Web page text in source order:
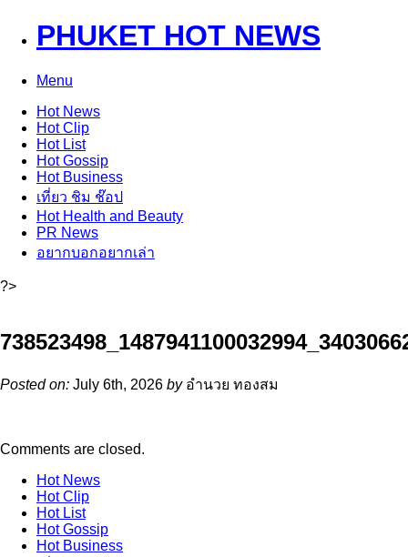
PHUKET HOT NEWS
Menu
HotNews
HotClip
HotList
HotGossip
HotBusiness
เที่ยว ชิม ช๊อป
HotHealth and Beauty
PR News
อยากบอกอยากเล่า
?>
Posted on: July 6th, 2026 byอำนวย ทองสม
Comments are closed.
HotNews
HotClip
HotList
HotGossip
HotBusiness